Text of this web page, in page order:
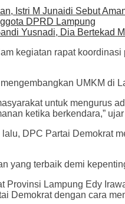
Istri M Junaidi Sebut
DPRD Lampung
Yusnadi, Dia Bertekad
kegiatan rapat
UMKM di
untuk mengurus
ketika berkendara,”
DPC Partai Demokrat
yang terbaik demi
Provinsi Lampung Edy
Demokrat dengan cara